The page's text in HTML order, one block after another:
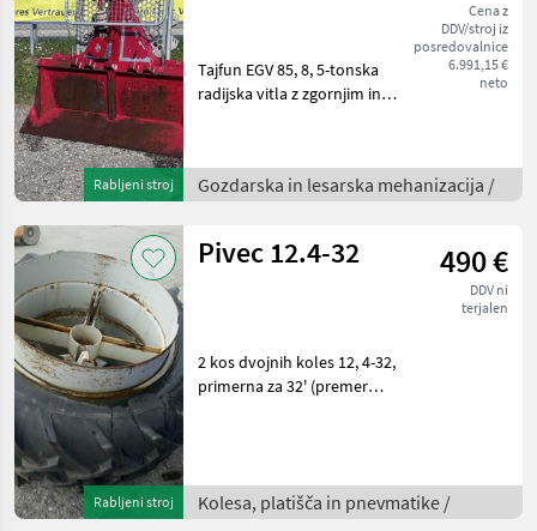
Rabljeni stroj
Cena z
DDV/stroj iz
posredovalnice
6.991,15 €
neto
Tajfun EGV 85, 8, 5-tonska
radijska vitla z zgornjim in
vrv s paralelno kljuko,
drsnik za vrv, naprava za
Gozdarska in lesarska mehanizacija /
Rabljeni stroj
Pivec 12.4-32 490 €
DDV ni
terjalen
2 kos dvojnih koles 12, 4-32,
primerna za 32' (premer
samostojno), takoj n
Kolesa, platišča in pnevmatike /